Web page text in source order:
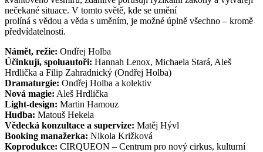
nečekané situace. V tomto světě, kde se umění
prolíná s vědou a věda s uměním, je možné úplně všechno – kromě
předvídatelnosti.
Námět, režie: Ondřej Holba
Účinkují, spoluautoři: Hannah Lenox, Michaela Stará, Aleš
Hrdlička a Filip Zahradnický (Ondřej Holba)
Dramaturgie: Ondřej Holba a kolektiv
Nová magie: Aleš Hrdlička
Light-design: Martin Hamouz
Hudba: Matouš Hekela
Vědecká konzultace a supervize: Matěj Hývl
Booking manažerka: Nikola Križková
Koprodukce: CIRQUEON – Centrum pro nový cirkus, kulturní